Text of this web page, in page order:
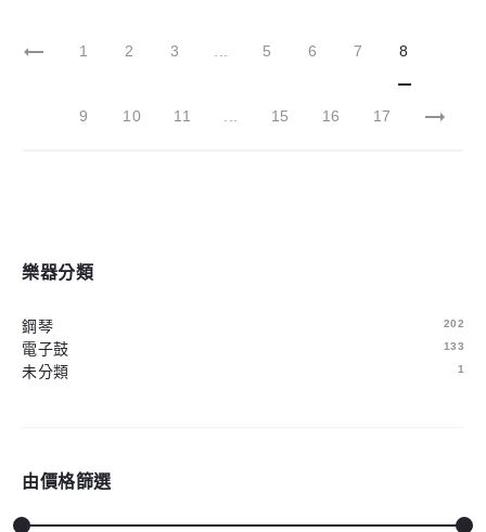
1 2 3 5 6 7 8
9 10 11 15 16 17
樂器分類
鋼琴 202
電子鼓 133
未分類 1
由價格篩選